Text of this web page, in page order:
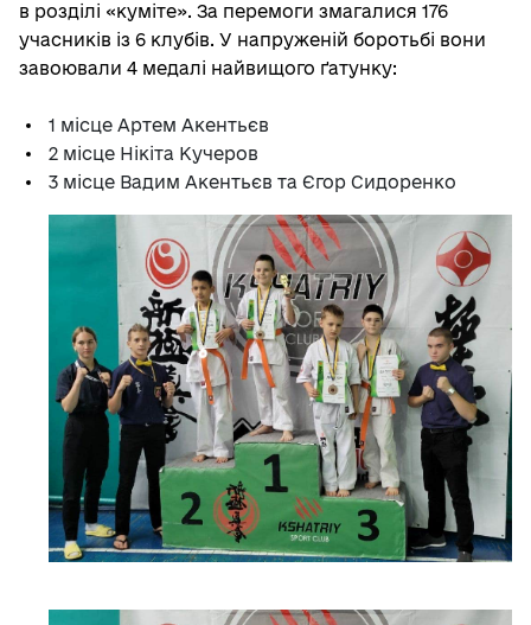
в розділі «куміте». За перемоги змагалися 176
учасників із 6 клубів. У напруженій боротьбі вони
завоювали 4 медалі найвищого ґатунку:
1 місце Артем Акентьєв
2 місце Нікіта Кучеров
3 місце Вадим Акентьєв та Єгор Сидоренко